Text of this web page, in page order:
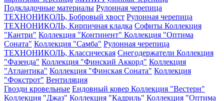
Подкладочные материалы Рулонная черепица
ТЕХНОНИКОЛЬ, Бобровый хвост Рулонная черепица
ТЕХНОНИКОЛЬ, Кирпичная кладка Софиты Коллекция
"Кантри" Коллекция "Континент" Коллекция "Оптима
Соната" Коллекция "Самба" Рулонная черепица
ТЕХНОНИКОЛЬ, Классическая Снегодержатели Коллекция
"Фазенда" Коллекция "Финский Аккорд" Коллекция
"Атлантика" Коллекция "Финская Соната" Коллекция
"Фокстрот" Вентиляция
Гвозди кровельные Ендовный ковер Коллекция "Вестерн"
Коллекция "Джаз" Коллекция "Кадриль" Коллекция "Оптима